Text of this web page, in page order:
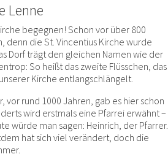
Lenne
begegnen! Schon vor über 800
denn die St. Vincentius Kirche wurde
Dorf trägt den gleichen Namen wie der
So heißt das zweite Flüsschen, das
Kirche entlangschlängelt.
vor rund 1000 Jahren, gab es hier schon
wird erstmals eine Pfarrei erwähnt –
würde man sagen: Heinrich, der Pfarrer.
hat sich viel verändert, doch die